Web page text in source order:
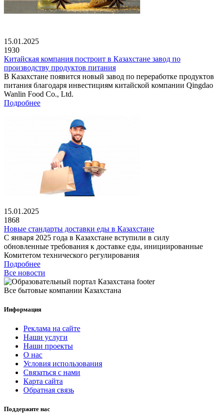
15.01.2025
1930
Китайская компания построит в Казахстане завод по
производству продуктов питания
В Казахстане появится новый завод по переработке продуктов
питания благодаря инвестициям китайской компании Qingdao
Wanlin Food Co., Ltd.
Подробнее
15.01.2025
1868
Новые стандарты доставки еды в Казахстане
С января 2025 года в Казахстане вступили в силу
обновленные требования к доставке еды, инициированные
Комитетом технического регулирования
Подробнее
Все новости
Все бытовые компании Казахстана
Информация
Реклама на сайте
Наши услуги
Наши проекты
О нас
Условия использования
Связаться с нами
Карта сайта
Обратная связь
Поддержите нас